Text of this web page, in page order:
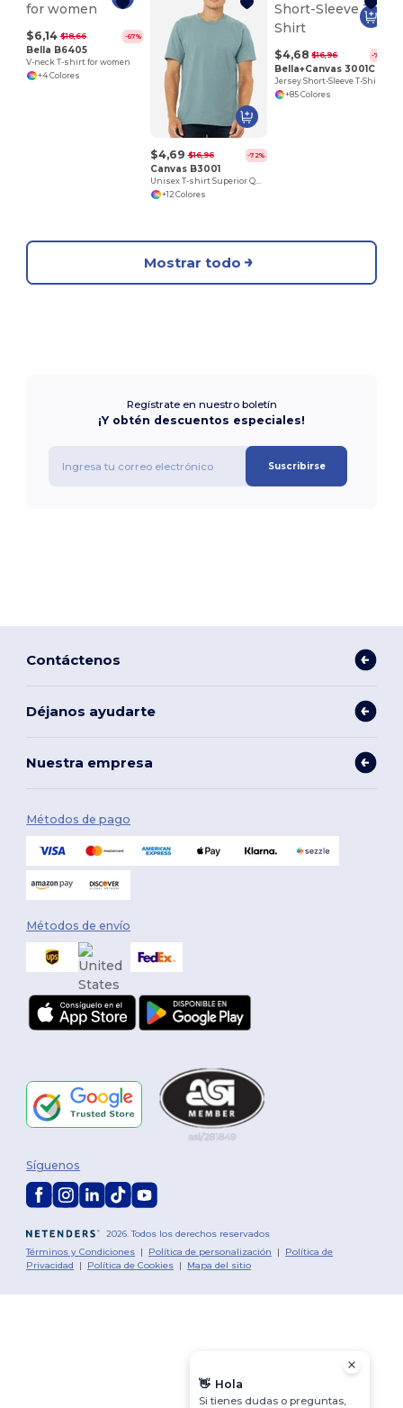
$6,14 $18,66 -67%
Bella B6405
V-neck T-shirt for women
+4 Colores
$4,69 $16,96 -72%
Canvas B3001
Unisex T-shirt Superior Quality
+12 Colores
$4,68 $16,96 -72%
Bella+Canvas 3001C
Jersey Short-Sleeve T-Shirt
+85 Colores
Mostrar todo
Regístrate en nuestro boletín
¡Y obtén descuentos especiales!
Suscribirse
Contáctenos
Déjanos ayudarte
Nuestra empresa
Métodos de pago
Métodos de envío
2026. Todos los derechos reservados
Términos y Condiciones | Política de personalización | Política de
Privacidad | Política de Cookies | Mapa del sitio
Síguenos
👋 Hola
Si tienes dudas o preguntas,